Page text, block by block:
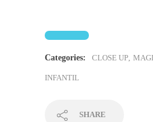
Categories: CLOSE UP,
INFANTIL
SHARE